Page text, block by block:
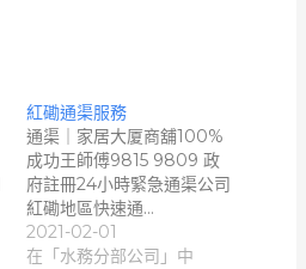
紅磡通渠服務
通渠｜家居大厦商舖100%
成功王師傅9815 9809 政
府註冊24小時緊急通渠公司
紅磡地區快速通…
2021-02-01
在「水務分部公司」中